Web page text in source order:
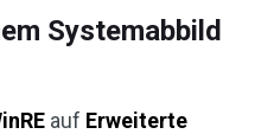
Systemabbild
auf Erweiterte